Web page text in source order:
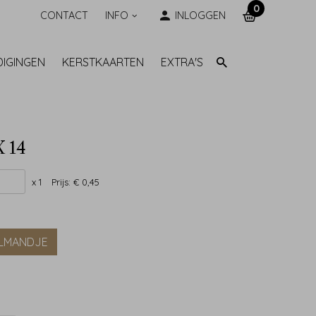
CONTACT INFO INLOGGEN
0
KERSTKAARTEN EXTRA'S
14
x 1 Prijs:€ 0,45